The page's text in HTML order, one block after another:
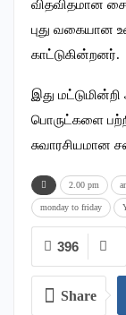
விதவிதமான
புது வகையான
காட்டுகின்றனர்.
இது
பொருட்களை
சுவாரசியமான
2.00 pm
monday to friday
396
Share